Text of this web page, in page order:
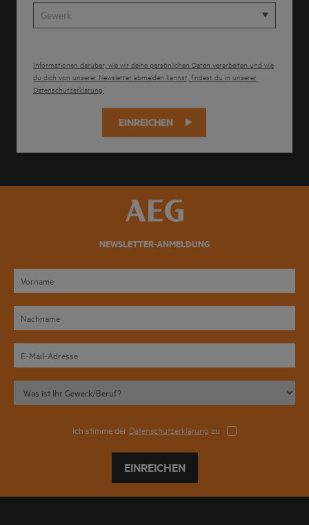
Gewerk
Informationen darüber, wie wir deine persönlichen Daten verarbeiten und wie
du dich von unserer Newsletter abmelden kannst, findest du in unserer
Datenschutzerklärung.
EINREICHEN
NEWSLETTER-ANMELDUNG
Ich stimme der Datenschutzerklärung zu
EINREICHEN